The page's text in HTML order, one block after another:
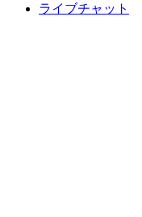
ライブチャット